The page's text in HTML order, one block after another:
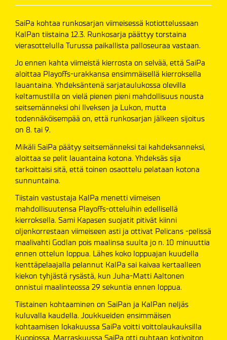
SaiPa kohtaa runkosarjan viimeisessä kotiottelussaan
KalPan tiistaina 12.3. Runkosarja päättyy torstaina
vierasottelulla Turussa paikallista palloseuraa vastaan.
Jo ennen kahta viimeistä kierrosta on selvää, että SaiPa
aloittaa Playoffs-urakkansa ensimmäisellä kierroksella
lauantaina. Yhdeksäntenä sarjataulukossa olevilla
keltamustilla on vielä pienen pieni mahdollisuus nousta
seitsemänneksi ohi Ilveksen ja Lukon, mutta
todennäköisempää on, että runkosarjan jälkeen sijoitus
on 8. tai 9.
Mikäli SaiPa päätyy seitsemänneksi tai kahdeksanneksi,
aloittaa se pelit lauantaina kotona. Yhdeksäs sija
tarkoittaisi sitä, että toinen osaottelu pelataan kotona
sunnuntaina.
Tiistain vastustaja KalPa menetti viimeisen
mahdollisuutensa Playoffs-otteluihin edellisellä
kierroksella. Sami Kapasen suojatit pitivät kiinni
oljenkorrestaan viimeiseen asti ja ottivat Pelicans -pelissä
maalivahti Godlan pois maalinsa suulta jo n. 10 minuuttia
ennen ottelun loppua. Lähes koko loppuajan kuudella
kenttäpelaajalla pelannut KalPa sai kaivaa kertaalleen
kiekon tyhjästä rysästä, kun Juha-Matti Aaltonen
onnistui maalinteossa 29 sekuntia ennen loppua.
Tiistainen kohtaaminen on SaiPan ja KalPan neljäs
kuluvalla kaudella. Joukkueiden ensimmäisen
kohtaamisen lokakuussa SaiPa voitti voittolaukauksilla
Kuopiossa. Marraskuussa SaiPa otti puhtaan kotivoiton